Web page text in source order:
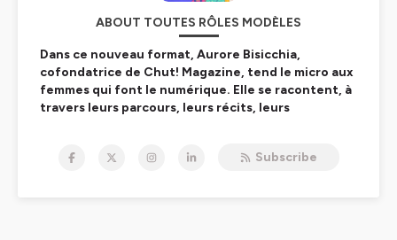
ABOUT TOUTES RÔLES MODÈLES
Dans ce nouveau format, Aurore Bisicchia,
cofondatrice de Chut! Magazine, tend le micro aux
femmes qui font le numérique. Elle se racontent, à
travers leurs parcours, leurs récits, leurs
Pas besoin d'être une héroïne BD, pour être vue en
Subscribe